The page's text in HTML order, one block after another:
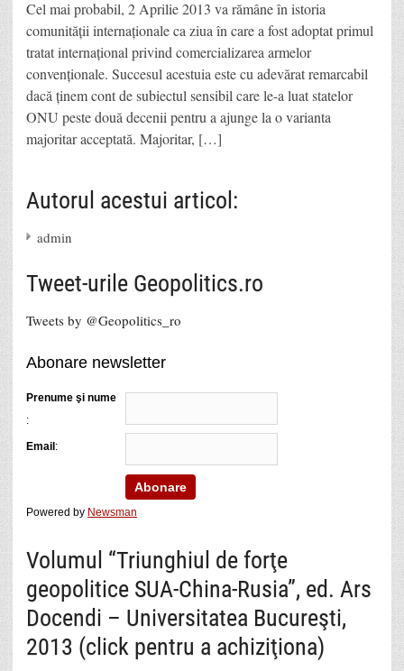
Cel mai probabil, 2 Aprilie 2013 va rămâne în istoria
comunității internaționale ca ziua în care a fost adoptat primul
tratat internațional privind comercializarea armelor
convenționale. Succesul acestuia este cu adevărat remarcabil
dacă ținem cont de subiectul sensibil care le-a luat statelor
ONU peste două decenii pentru a ajunge la o varianta
majoritar acceptată. Majoritar, […]
Autorul acestui articol:
admin
Tweet-urile Geopolitics.ro
Tweets by @Geopolitics_ro
Abonare newsletter
Prenume şi nume
:
Email:
Powered by Newsman
Volumul “Triunghiul de forţe
geopolitice SUA-China-Rusia”, ed. Ars
Docendi – Universitatea Bucureşti,
2013 (click pentru a achiziţiona)